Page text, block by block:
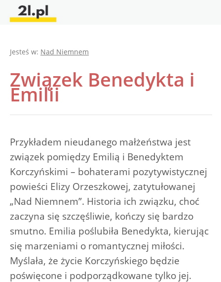
Jesteś w: Nad Niemnem
Związek Benedykta i
Emilii
Przykładem nieudanego małżeństwa jest
związek pomiędzy Emilią i Benedyktem
Korczyńskimi – bohaterami pozytywistycznej
powieści Elizy Orzeszkowej, zatytułowanej
„Nad Niemnem”. Historia ich związku, choć
zaczyna się szczęśliwie, kończy się bardzo
smutno. Emilia poślubiła Benedykta, kierując
się marzeniami o romantycznej miłości.
Myślała, że życie Korczyńskiego będzie
poświęcone i podporządkowane tylko jej.